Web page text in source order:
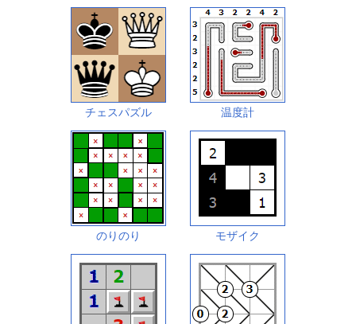
チェスパズル 温度計
のりのり モザイク